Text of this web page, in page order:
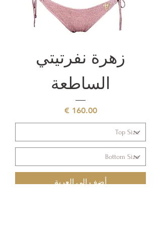
زهرة نفرتيتي
الساطعة
السعر‏160.00 €
أضِف إلى العربة